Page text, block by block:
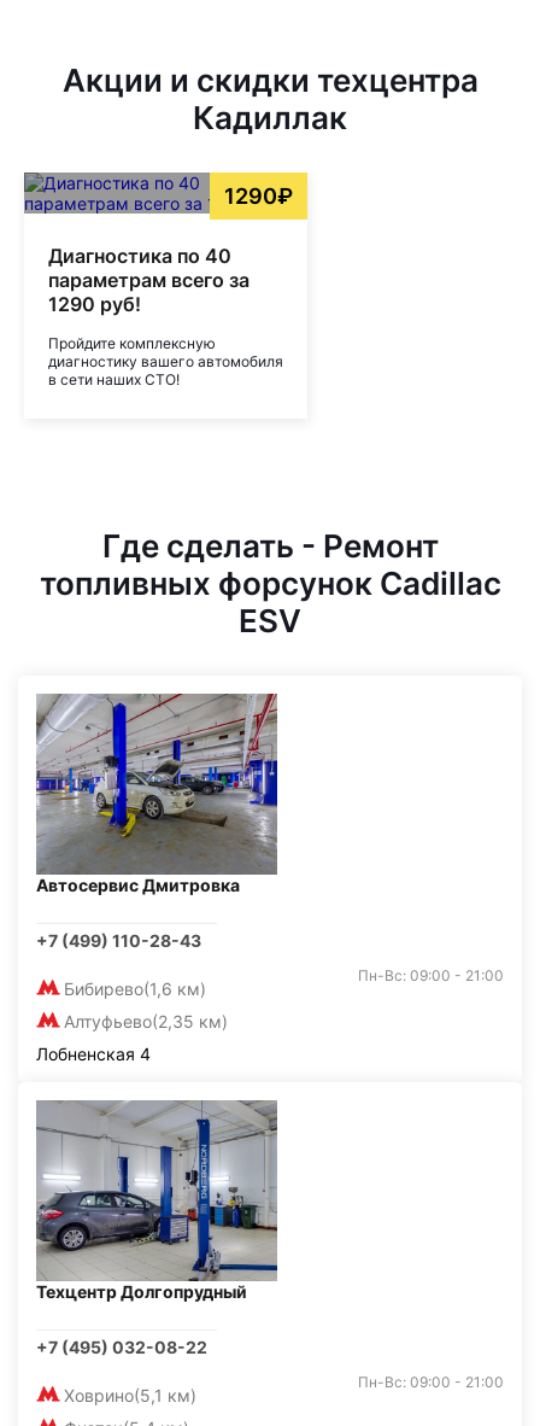
Акции и скидки техцентра
Кадиллак
1290₽
Диагностика по 40
параметрам всего за
1290 руб!
Пройдите комплексную
диагностику вашего автомобиля
в сети наших СТО!
Где сделать - Ремонт
топливных форсунок Cadillac
ESV
Автосервис Дмитровка
+7 (499) 110-28-43
Бибирево(1,6 км)
Алтуфьево(2,35 км)
Пн-Вс: 09:00 - 21:00
Лобненская 4
Техцентр Долгопрудный
+7 (495) 032-08-22
Ховрино(5,1 км)
Пн-Вс: 09:00 - 21:00